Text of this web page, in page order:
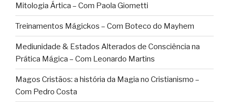
Mitologia Ártica – Com Paola Giometti
Treinamentos Mágickos – Com Boteco do Mayhem
Mediunidade & Estados Alterados de Consciência na
Prática Mágica – Com Leonardo Martins
Magos Cristãos: a história da Magia no Cristianismo –
Com Pedro Costa